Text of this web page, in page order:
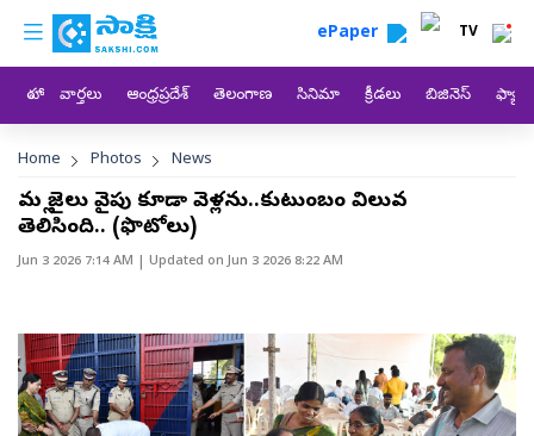
Skip to main content
custom menu ePaper TV
హోం వార్తలు ఆంధ్రప్రదేశ్ తెలంగాణ సినిమా క్రీడలు బిజినెస్
Breadcrumb
Home Photos News
మళ్లీ జైలు వైపు కూడా వెళ్లను..కుటుంబం విలువ
తెలిసింది.. (ఫొటోలు)
Jun 3 2026 7:14 AM | Updated onJun 3 2026 8:22 AM